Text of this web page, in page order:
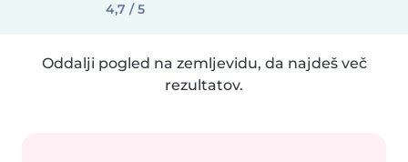
4,7 / 5
Oddalji pogled na zemljevidu, da najdeš več
rezultatov.